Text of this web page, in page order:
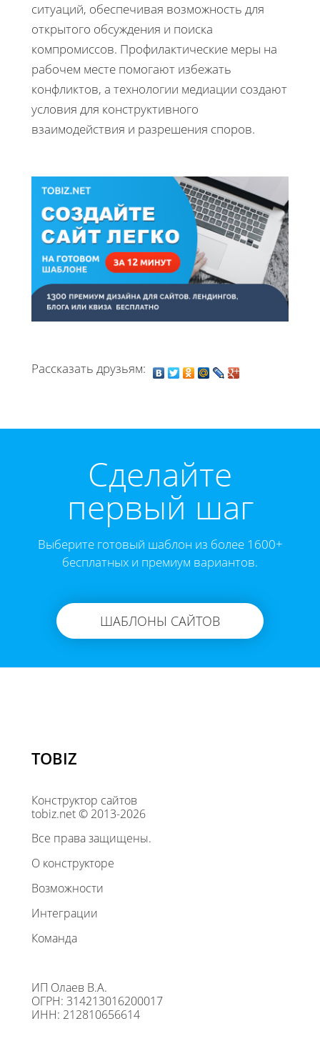
ситуаций, обеспечивая возможность для
открытого обсуждения и поиска
компромиссов. Профилактические меры на
рабочем месте помогают избежать
конфликтов, а технологии медиации создают
условия для конструктивного
взаимодействия и разрешения споров.
Рассказать друзьям:
Cделайте
первый шаг
Выберите готовый шаблон из более 1600+
бесплатных и премиум вариантов.
ШАБЛОНЫ САЙТОВ
TOBIZ
Конструктор сайтов
tobiz.net © 2013-2026
Все права защищены.
О конструкторе
Возможности
Интеграции
Команда
ИП Олаев В.А.
ОГРН: 314213016200017
ИНН: 212810656614